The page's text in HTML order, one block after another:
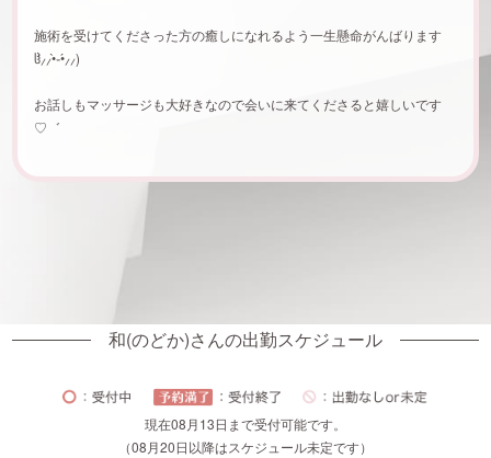
施術を受けてくださった方の癒しになれるよう一生懸命がんばります
ჱ̒⸝⸝•̀֊•́⸝⸝)‪
お話しもマッサージも大好きなので会いに来てくださると嬉しいです‪
♡゛
和(のどか)さんの出勤スケジュール
現在08月13日まで受付可能です。
（08月20日以降はスケジュール未定です）